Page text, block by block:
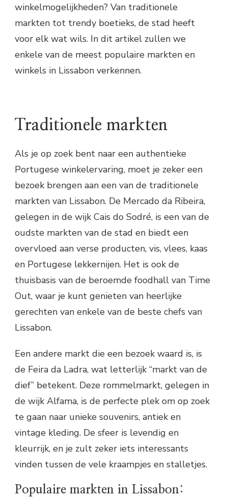
winkelmogelijkheden? Van traditionele
markten tot trendy boetieks, de stad heeft
voor elk wat wils. In dit artikel zullen we
enkele van de meest populaire markten en
winkels in Lissabon verkennen.
Traditionele markten
Als je op zoek bent naar een authentieke
Portugese winkelervaring, moet je zeker een
bezoek brengen aan een van de traditionele
markten van Lissabon. De Mercado da Ribeira,
gelegen in de wijk Cais do Sodré, is een van de
oudste markten van de stad en biedt een
overvloed aan verse producten, vis, vlees, kaas
en Portugese lekkernijen. Het is ook de
thuisbasis van de beroemde foodhall van Time
Out, waar je kunt genieten van heerlijke
gerechten van enkele van de beste chefs van
Lissabon.
Een andere markt die een bezoek waard is, is
de Feira da Ladra, wat letterlijk “markt van de
dief” betekent. Deze rommelmarkt, gelegen in
de wijk Alfama, is de perfecte plek om op zoek
te gaan naar unieke souvenirs, antiek en
vintage kleding. De sfeer is levendig en
kleurrijk, en je zult zeker iets interessants
vinden tussen de vele kraampjes en stalletjes.
Populaire markten in Lissabon: